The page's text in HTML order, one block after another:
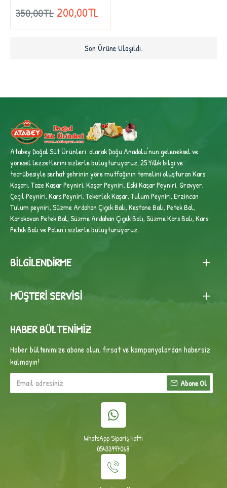
350,00TL 200,00TL
Son Ürüne Ulaşıldı.
Atabey Doğal Süt Ürünleri olarak Doğu Anadolu'nun geleneksel ve
yöresel lezzetlerini sizlerle buluşturuyoruz. 25 Yıllık bilgi ve
tecrübesiyleserhat şehrinin yöre mutfağının temelini oluşturan Kars
Kaşarı, Taze Kaşar Peyniri, Kaşar Peyniri, Eski Kaşar Peyniri, Gravyer,
Çeçil Peyniri, Kars Peyniri, Tekerlek Kaşar, Tulum Peyniri, Erzincan
Tulum peyniri,Süzme Ardahan Çiçek Balı, Kestane Balı, Petek Bal,
Karakovan Petek Bal, Süzme Ardahan Çiçek Balı, Süzme Kars Balı, Kars
Petek Balı ve Polen'i sizlerle buluşturuyoruz.
BILGILENDIRME
MÜŞTERI SERVISI
HABER BÜLTENIMIZ
Haber bültenimize abone olun, fırsat ve kampanyalardan habersiz
kalmayın!
Abone Ol
WhatsApp Sipariş Hattı
05433997068